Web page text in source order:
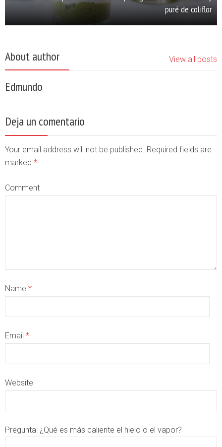
puré de coliflor
About author View all posts
Edmundo
Deja un comentario
Your email address will not be published. Required fields are
marked *
Comment
Name *
Email *
Website
Pregunta: ¿Qué es más caliente el hielo o el vapor?